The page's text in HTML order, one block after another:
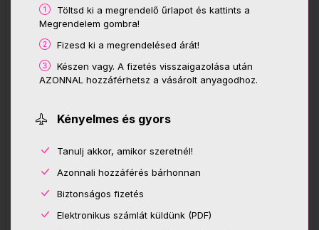
Töltsd ki a megrendelő űrlapot és kattints a
Megrendelem gombra!
Fizesd ki a megrendelésed árát!
Készen vagy. A fizetés visszaigazolása után
AZONNAL hozzáférhetsz a vásárolt anyagodhoz.
Kényelmes és gyors
Tanulj akkor, amikor szeretnél!
Azonnali hozzáférés bárhonnan
Biztonságos fizetés
Elektronikus számlát küldünk (PDF)